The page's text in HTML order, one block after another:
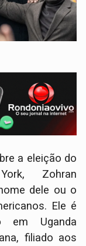
a eleição do
Zohran
dele ou o
Ele é
em Uganda
filiado aos